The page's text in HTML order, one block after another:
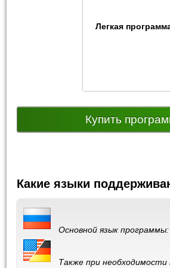
Легкая
Купить
Какие языки
Основной язык
Также при